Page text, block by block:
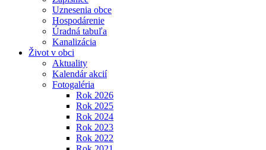
Uznesenia obce
Hospodárenie
Úradná tabuľa
Kanalizácia
Život v obci
Aktuality
Kalendár akcií
Fotogaléria
Rok 2026
Rok 2025
Rok 2024
Rok 2023
Rok 2022